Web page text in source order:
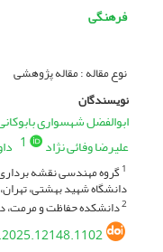
فرهنگی
نوع مقاله : مقاله پژوهشی
نویسندگان
ابوالفضل شهسواری
علیرضا وفائی نژاد
1
1گروه مهندسی نقشه
دانشگاه شهید بهشتی،
2دانشکده حفاظت و مرمت،